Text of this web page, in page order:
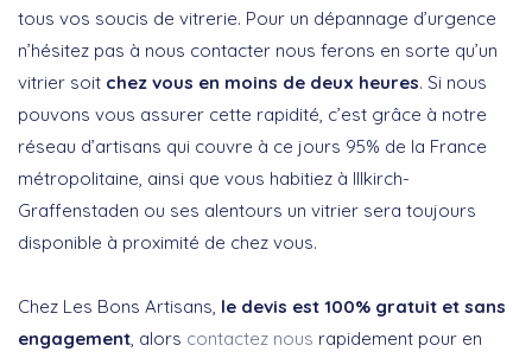
tous vos soucis de vitrerie. Pour un dépannage d’urgence
n’hésitez pas à nous contacter nous ferons en sorte qu’un
vitrier soit chez vous en moins de deux heures. Si nous
pouvons vous assurer cette rapidité, c’est grâce à notre
réseau d’artisans qui couvre à ce jours 95% de la France
métropolitaine, ainsi que vous habitiez à Illkirch-
Graffenstaden ou ses alentours un vitrier sera toujours
disponible à proximité de chez vous.
Chez Les Bons Artisans, le devis est 100% gratuit et sans
engagement, alors contactez nous rapidement pour en